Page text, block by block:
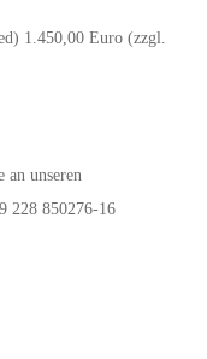
1.450,00 Euro (zzgl.
an unseren
228 850276-16